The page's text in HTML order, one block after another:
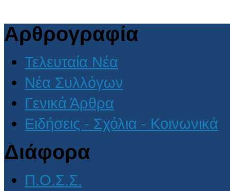
Αρθρογραφία
Τελευταία Νέα
Νέα Συλλόγων
Γενικά Άρθρα
Ειδήσεις - Σχόλια - Κοινωνικά
Διάφορα
Π.Ο.Σ.Σ.